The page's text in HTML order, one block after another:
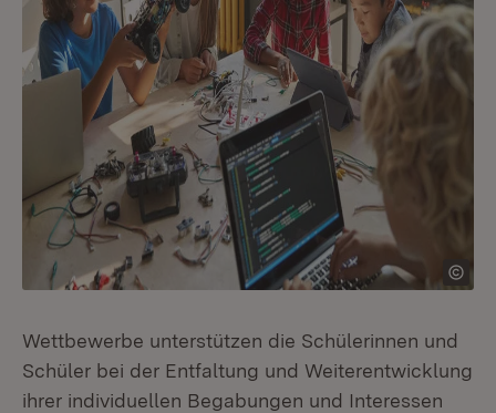
Wettbewerbe unterstützen die Schülerinnen und
Schüler bei der Entfaltung und Weiterentwicklung
ihrer individuellen Begabungen und Interessen